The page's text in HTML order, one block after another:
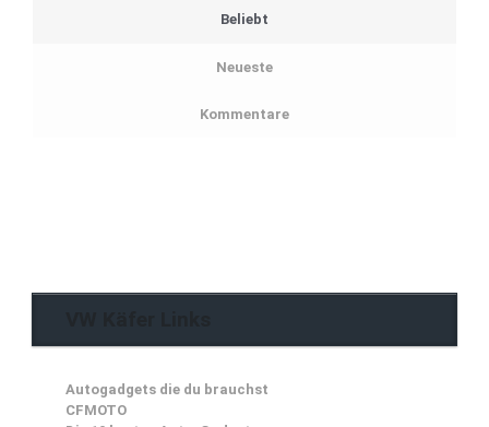
Beliebt
Neueste
Kommentare
Autogadgets die du brauchst
CFMOTO